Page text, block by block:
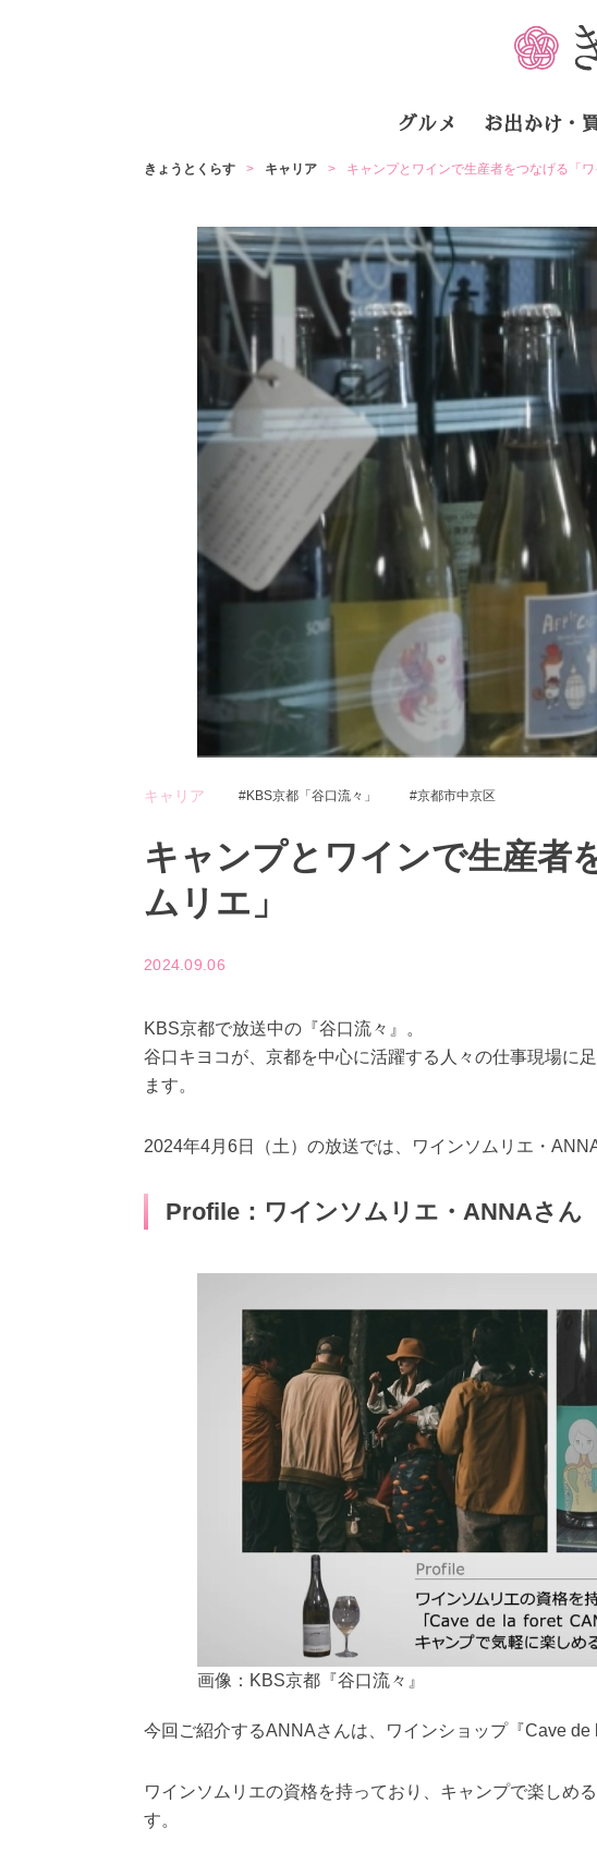
グルメ お出かけ・
きょうとくらす キャリア キャンプとワインで生産者をつなげる「ワ
キャリア KBS京都「谷口流々」 京都市中京区
キャンプとワインで生産者
ムリエ」
2024.09.06
KBS京都で放送中の『谷口流々』。
谷口キヨコが、京都を中心に活躍する人々の仕事現場に
ます。
2024年4月6日（土）の放送では、ワインソムリエ・
Profile：ワインソムリエ・ANNAさん
画像：KBS京都『谷口流々』
今回ご紹介するANNAさんは、ワインショップ『Cave de
ワインソムリエの資格を持っており、キャンプで楽しめ
す。